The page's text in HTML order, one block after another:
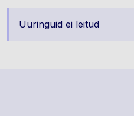
Uuringuid ei leitud